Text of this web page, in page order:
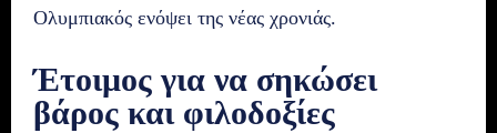
Ολυμπιακός ενόψει της νέας χρονιάς.
Έτοιμος για να σηκώσει
βάρος και φιλοδοξίες